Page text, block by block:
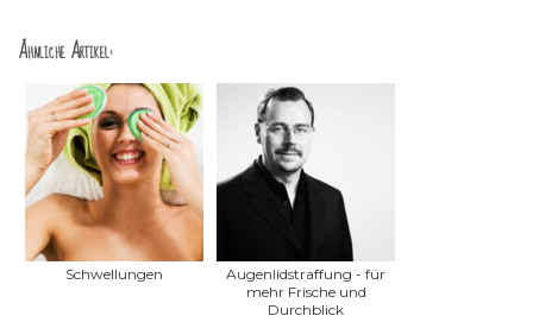
Ähnliche Artikel:
Schwellungen
Augenlidstraffung - für
mehr Frische und
Durchblick